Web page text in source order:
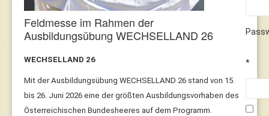
*
Feldmesse im Rahmen der
Ausbildungsübung WECHSELLAND 26
WECHSELLAND 26
Mit der Ausbildungsübung WECHSELLAND 26 stand von 15.
bis 26. Juni 2026 eine der größten Ausbildungsvorhaben des
Österreichischen Bundesheeres auf dem Programm.